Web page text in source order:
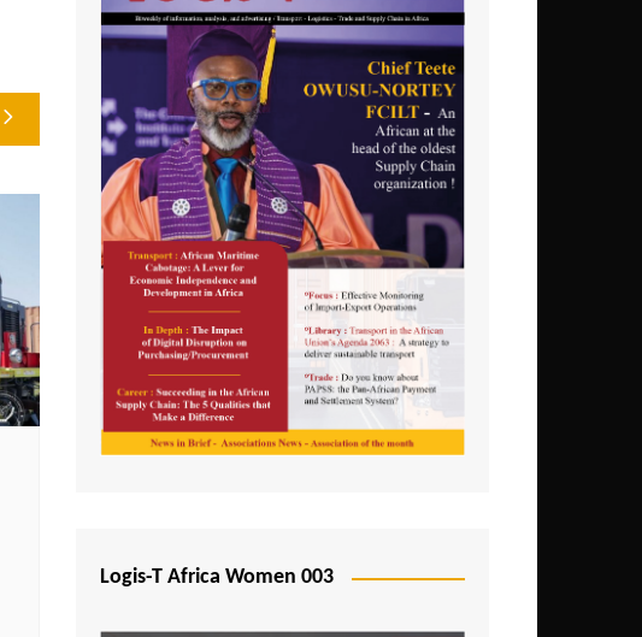
Logis-T Africa Women 003